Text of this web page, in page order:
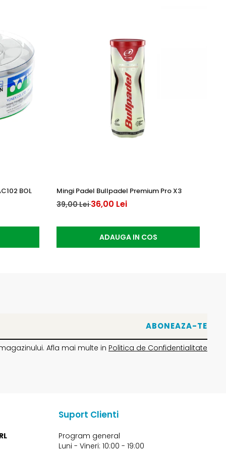
BOL Mingi Padel Bullpadel Premium Pro X3
39,00 Lei36,00 Lei
ADAUGA IN COS
Afla mai multe in Politica de Confidentialitate
Suport Clienti
Program general
Luni - Vineri: 10:00 - 19:00